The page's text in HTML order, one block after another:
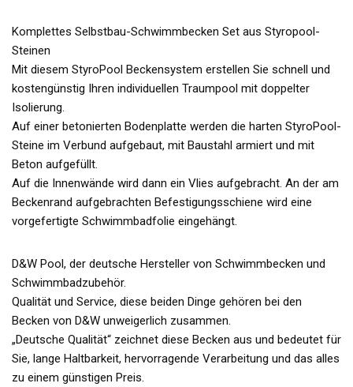
Komplettes Selbstbau-Schwimmbecken Set aus Styropool-
Steinen
Mit diesem StyroPool Beckensystem erstellen Sie schnell und
kostengünstig Ihren individuellen Traumpool mit doppelter
Isolierung.
Auf einer betonierten Bodenplatte werden die harten StyroPool-
Steine im Verbund aufgebaut, mit Baustahl armiert und mit
Beton aufgefüllt.
Auf die Innenwände wird dann ein Vlies aufgebracht. An der am
Beckenrand aufgebrachten Befestigungsschiene wird eine
vorgefertigte Schwimmbadfolie eingehängt.
D&W Pool, der deutsche Hersteller von Schwimmbecken und
Schwimmbadzubehör.
Qualität und Service, diese beiden Dinge gehören bei den
Becken von D&W unweigerlich zusammen.
„Deutsche Qualität“ zeichnet diese Becken aus und bedeutet für
Sie, lange Haltbarkeit, hervorragende Verarbeitung und das alles
zu einem günstigen Preis.